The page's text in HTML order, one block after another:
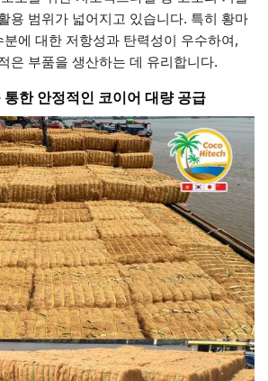
용 범위가 넓어지고 있습니다. 특히 황마
에 대한 저항성과 탄력성이 우수하여,
은 부품을 생산하는 데 유리합니다.
한 안정적인 코이어 대량 공급